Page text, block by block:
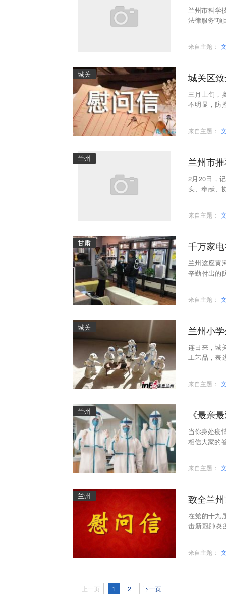
兰州市科学
法律服务”
来自主题：
城关 城关区
三月上旬，
不明显，防
来自主题：
兰州 兰州市
2月20日，
实、奉献、
来自主题：
甘肃 千万家
兰州这座黄
辛勤付出的
来自主题：
城关 兰州小
连日来，城
工艺品，表
来自主题：
兰州 《最亲
当你身处疫
相信大家的
来自主题：
兰州 致全兰
在党的十九
击新冠肺炎
来自主题：
上一页 1 2 下一页